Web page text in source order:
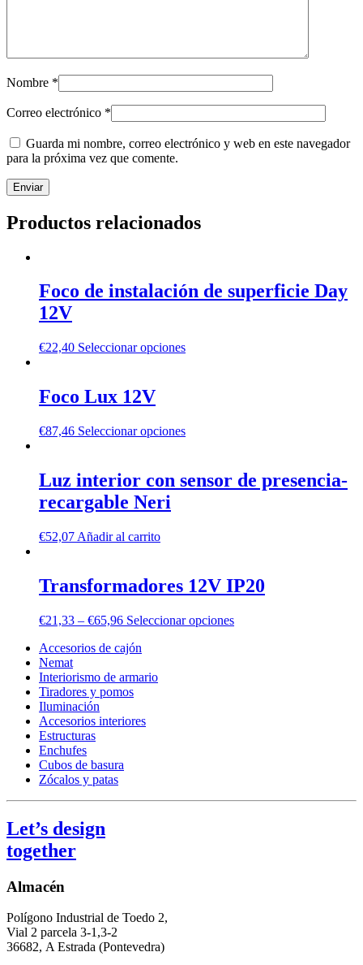
Nombre *
Correo electrónico *
Guarda mi nombre, correo electrónico y web en este navegador
para la próxima vez que comente.
Productos relacionados
Foco de instalación de superficie Day
12V
€22,40 Seleccionar opciones
Foco Lux 12V
€87,46 Seleccionar opciones
Luz interior con sensor de presencia-
recargable Neri
€52,07 Añadir al carrito
Transformadores 12V IP20
€21,33 – €65,96 Seleccionar opciones
Accesorios de cajón
Nemat
Interiorismo de armario
Tiradores y pomos
Iluminación
Accesorios interiores
Estructuras
Enchufes
Cubos de basura
Zócalos y patas
Let’s design
together
Almacén
Polígono Industrial de Toedo 2,
Vial 2 parcela 3-1,3-2
36682, A Estrada (Pontevedra)